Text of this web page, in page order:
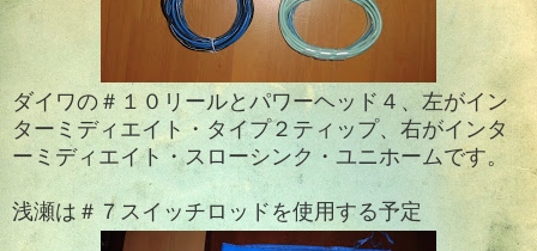
ダイワの＃１０リールとパワーヘッド４、左がイン
ターミディエイト・タイプ２ティップ、右がインタ
ーミディエイト・スローシンク・ユニホームです。
浅瀬は＃７スイッチロッドを使用する予定